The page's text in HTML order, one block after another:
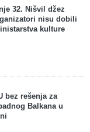
32. Nišvil džez
nisu dobili
kulture
bez rešenja za
Balkana u